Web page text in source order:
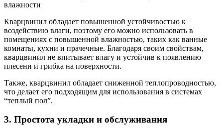
Кварцвинил обладает повышенной устойчивостью к
воздействию влаги, поэтому его можно использовать в
помещениях с повышенной влажностью, таких как ванные
комнаты, кухни и прачечные. Благодаря своим свойствам,
кварцвинил не впитывает влагу и устойчив к появлению
плесени и грибка на поверхности.
Также, кварцвинил обладает сниженной теплопроводностью,
что делает его подходящим для использования в системах
“теплый пол”.
3. Простота укладки и обслуживания